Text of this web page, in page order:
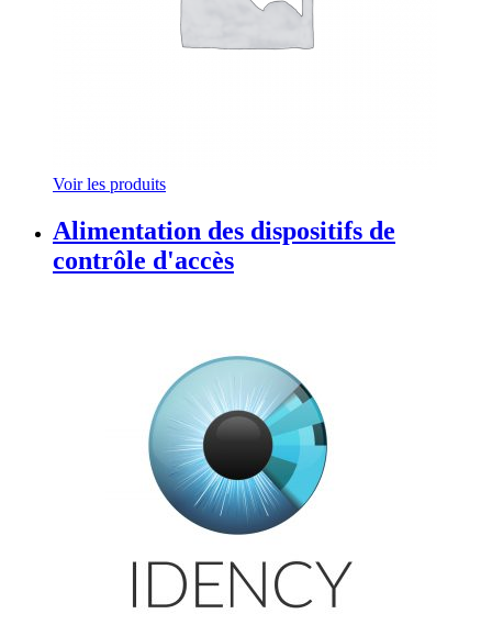
Voir les produits
Alimentation des dispositifs de
contrôle d'accès